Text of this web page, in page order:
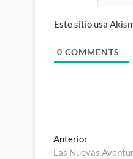
Este sitio usa
0 COMMENTS
Navegación
AnteriorEntrada
anterior:
Las Nuevas